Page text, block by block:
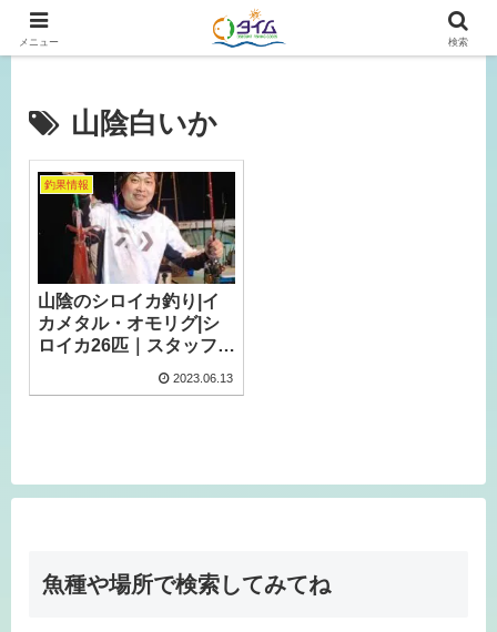
広島、岡山の釣り情報はタイムにおまかせ！
山陰白いか
釣果情報
山陰のシロイカ釣り|イ
カメタル・オモリグ|シ
ロイカ26匹｜スタッフ釣
2023.06.13
魚種や場所で検索してみてね
メニュー 検索